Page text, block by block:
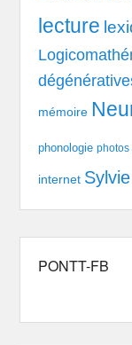
lecture
mémoire
phonologie photos
internet
PONTT-FB